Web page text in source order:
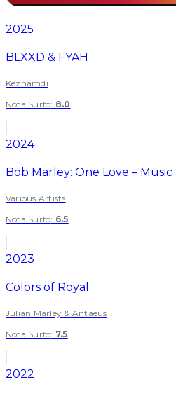
2025
BLXXD & FYAH
Keznamdi
Nota Surfo: 8.0
2024
Bob Marley: One Love –
Various Artists
Nota Surfo: 6.5
2023
Colors of Royal
Julian Marley & Antaeus
Nota Surfo: 7.5
2022